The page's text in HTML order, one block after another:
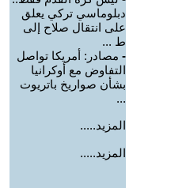
دبلوماسي تركي يعلق
على انتقال صلاح إلى
ط ...
- مصادر: أمريكا تواصل
التفاوض مع أوكرانيا
بشأن صواريخ باتريوت
...
المزيد.....
المزيد.....